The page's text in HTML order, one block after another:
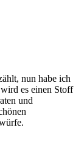
nun habe ich
es einen Stoff
und